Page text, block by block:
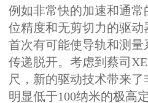
例如非常快的加速和通
位精度和无剪切力的驱动
首次有可能使导轨和测量
传递脱开。考虑到蔡司
尺，新的驱动技术带来
明显低于100纳米的极高